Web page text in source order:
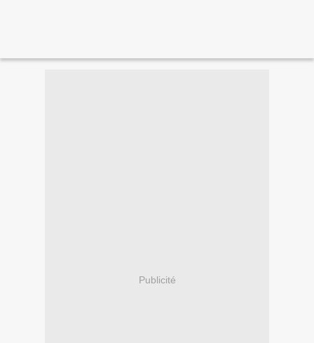
Publicité